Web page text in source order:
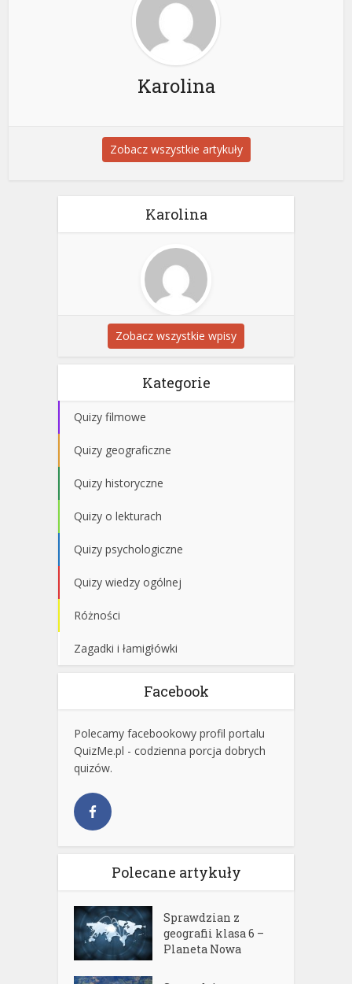
Karolina
Zobacz wszystkie artykuły
Karolina
Zobacz wszystkie wpisy
Kategorie
Quizy filmowe
Quizy geograficzne
Quizy historyczne
Quizy o lekturach
Quizy psychologiczne
Quizy wiedzy ogólnej
Różności
Zagadki i łamigłówki
Facebook
Polecamy facebookowy profil portalu
QuizMe.pl - codzienna porcja dobrych
quizów.
Polecane artykuły
Sprawdzian z
geografii klasa 6 –
Planeta Nowa